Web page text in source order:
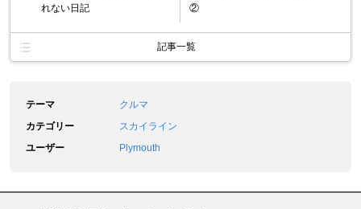
れない日記
②
記事一覧
テーマ
クルマ
カテゴリー
スカイライン
ユーザー
Plymouth